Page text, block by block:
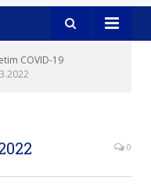
COVID-19
0